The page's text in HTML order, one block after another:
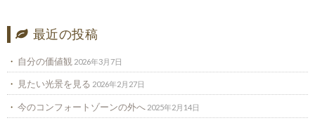
最近の投稿
自分の価値観 2026年3月7日
見たい光景を見る 2026年2月27日
今のコンフォートゾーンの外へ 2025年2月14日